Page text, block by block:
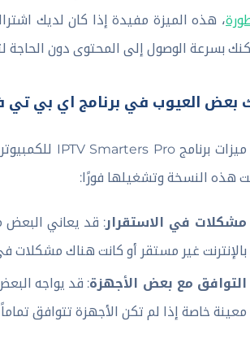
بسرعة الوصول إلى المحتوى دون الحاجة
بعض العيوب في برنامج اي بي
هذه النسخة وتشغيلها فورًا:
مشكلات في الاستقرار: قد يعاني البعض
بالإنترنت غير مستقر أو كانت هناك مشكلات
التوافق مع بعض الأجهزة: قد يواجه
معينة خاصة إذا لم تكن الأجهزة تتوافق